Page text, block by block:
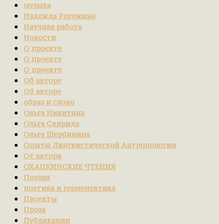
музыка
Надежда Рогожина
Научная работа
Новости
О проекте
О проекте
О проекте
Об авторе
Об авторе
образ и слово
Ольга Никитина
Ольга Свирида
Ольга Щербинина
Опыты Лингвистической Антропологии
От автора
ОХАПКИНСКИЕ ЧТЕНИЯ
Поэзия
поэтика и герменевтика
Проекты
Проза
Публикации